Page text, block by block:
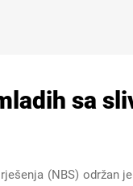
sa
(NBS) održan